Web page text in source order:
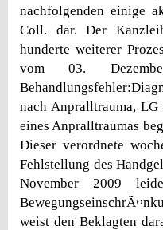
nachfolgenden einige
Coll. dar. Der
hunderte weiterer
vom 03.
nach Anpralltrauma,
eines Anpralltraumas
Dieser verordnete
Fehlstellung des
November 2009
weist den Beklagten